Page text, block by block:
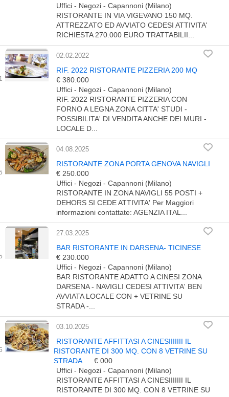
Uffici - Negozi - Capannoni (Milano)
RISTORANTE IN VIA VIGEVANO 150 MQ.
ATTREZZATO ED AVVIATO CEDESI ATTIVITA'
RICHIESTA 270.000 EURO TRATTABILII...
02.02.2022
RIF. 2022 RISTORANTE PIZZERIA 200 MQ
€ 380.000
Uffici - Negozi - Capannoni (Milano)
RIF. 2022 RISTORANTE PIZZERIA CON
FORNO A LEGNA ZONA CITTA' STUDI -
POSSIBILITA' DI VENDITA ANCHE DEI MURI -
LOCALE D...
04.08.2025
RISTORANTE ZONA PORTA GENOVA NAVIGLI
€ 250.000
Uffici - Negozi - Capannoni (Milano)
RISTORANTE IN ZONA NAVIGLI 55 POSTI +
DEHORS SI CEDE ATTIVITA' Per Maggiori
informazioni contattate: AGENZIA ITAL...
27.03.2025
BAR RISTORANTE IN DARSENA- TICINESE
€ 230.000
Uffici - Negozi - Capannoni (Milano)
BAR RISTORANTE ADATTO A CINESI ZONA
DARSENA - NAVIGLI CEDESI ATTIVITA' BEN
AVVIATA LOCALE CON + VETRINE SU
STRADA -...
03.10.2025
RISTORANTE AFFITTASI A CINESIIIIIII IL
RISTORANTE DI 300 MQ. CON 8 VETRINE SU
STRADA
€ 000
Uffici - Negozi - Capannoni (Milano)
RISTORANTE AFFITTASI A CINESIIIIIII IL
RISTORANTE DI 300 MQ. CON 8 VETRINE SU